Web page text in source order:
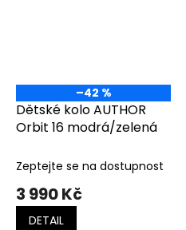
–42 %
Dětské kolo AUTHOR
Orbit 16 modrá/zelená
Zeptejte se na dostupnost
3 990 Kč
DETAIL